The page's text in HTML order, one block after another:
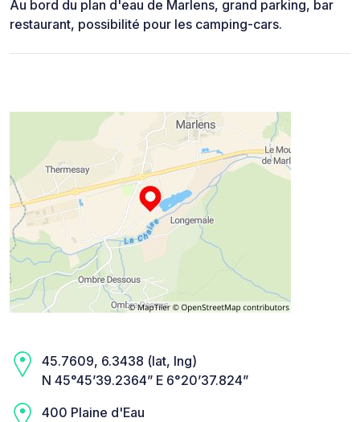
Au bord du plan d'eau de Marlens, grand parking, bar
restaurant, possibilité pour les camping-cars.
45.7609, 6.3438 (lat, lng)
N 45°45’39.2364” E 6°20’37.824”
400 Plaine d'Eau